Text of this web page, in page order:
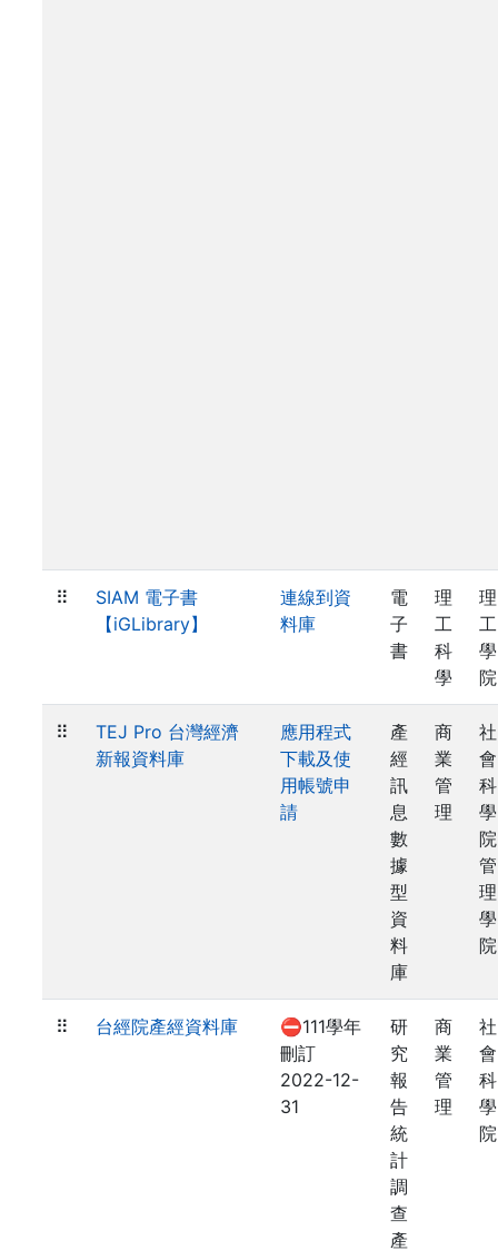
⠿
SIAM 電子書
【iGLibrary】
連線到資
料庫
電
子
書
理
工
科
學
理
工
學
院
⠿
TEJ Pro 台灣經濟
新報資料庫
應用程式
下載及使
用帳號申
請
產
經
訊
息
數
據
型
資
料
庫
商
業
管
理
社
會
科
學
院
管
理
學
院
⠿ 台經院產經資料庫
⛔111學年
刪訂
2022-12-
31
研
究
報
告
統
計
調
查
產
商
業
管
理
社
會
科
學
院